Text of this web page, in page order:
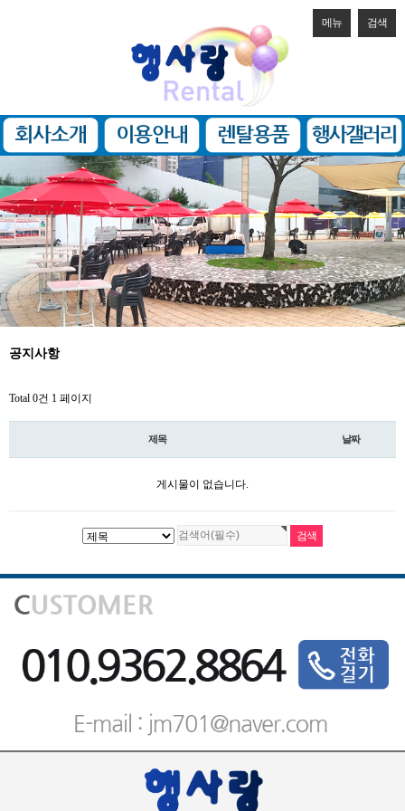
메뉴 검색
공지사항
Total 0건 1 페이지
제목 날짜
게시물이 없습니다.